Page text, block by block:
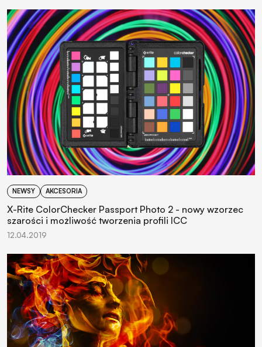
NEWSY AKCESORIA
X-Rite ColorChecker Passport Photo 2 - nowy wzorzec
szarości i możliwość tworzenia profili ICC
12.04.2019